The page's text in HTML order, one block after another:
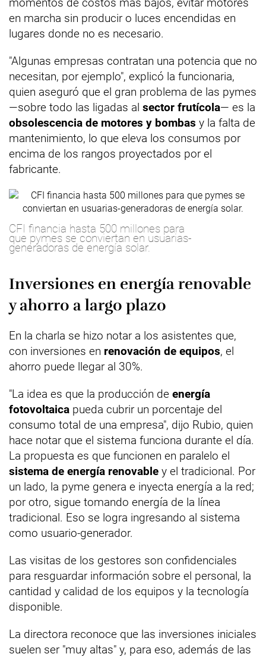
en marcha sin producir o luces encendidas en
lugares donde no es necesario.
"Algunas empresas contratan una potencia que no
necesitan, por ejemplo", explicó la funcionaria,
quien aseguró que el gran problema de las pymes
—sobre todo las ligadas al sector frutícola— es la
obsolescencia de motores y bombas y la falta de
mantenimiento, lo que eleva los consumos por
encima de los rangos proyectados por el
fabricante.
CFI financia hasta 500 millones para
que pymes se conviertan en usuarias-
generadoras de energía solar.
Inversiones en energía renovable
y ahorro a largo plazo
En la charla se hizo notar a los asistentes que,
con inversiones en renovación de equipos, el
ahorro puede llegar al 30%.
"La idea es que la producción de energía
fotovoltaica pueda cubrir un porcentaje del
consumo total de una empresa", dijo Rubio, quien
hace notar que el sistema funciona durante el día.
La propuesta es que funcionen en paralelo el
sistema de energía renovable y el tradicional. Por
un lado, la pyme genera e inyecta energía a la red;
por otro, sigue tomando energía de la línea
tradicional. Eso se logra ingresando al sistema
como usuario-generador.
Las visitas de los gestores son confidenciales
para resguardar información sobre el personal, la
cantidad y calidad de los equipos y la tecnología
disponible.
La directora reconoce que las inversiones iniciales
suelen ser "muy altas" y, para eso, además de las